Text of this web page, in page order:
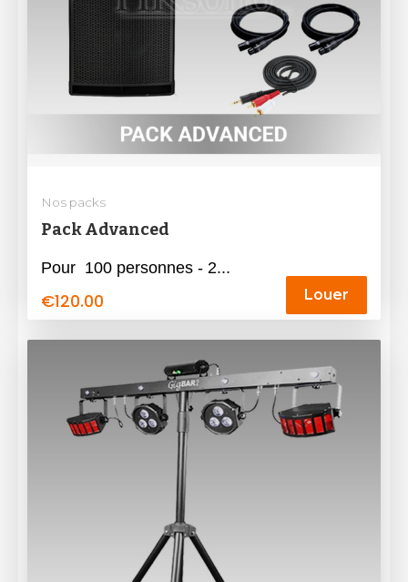
Nos packs
Pack Advanced
Pour 100 personnes - 2...
€120.00 Louer